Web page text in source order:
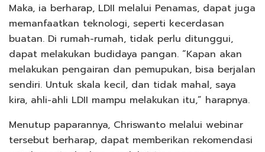
Maka, ia berharap, LDII melalui Penamas, dapat juga
memanfaatkan teknologi, seperti kecerdasan
buatan. Di rumah-rumah, tidak perlu ditunggui,
dapat melakukan budidaya pangan. “Kapan akan
melakukan pengairan dan pemupukan, bisa berjalan
sendiri. Untuk skala kecil, dan tidak mahal, saya
kira, ahli-ahli LDII mampu melakukan itu,” harapnya.
Menutup paparannya, Chriswanto melalui webinar
tersebut berharap, dapat memberikan rekomendasi